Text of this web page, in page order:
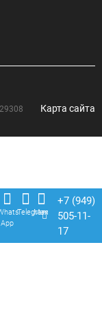
Карта сайта
App
Telegram
Max
+7 (949)
505-11-
17